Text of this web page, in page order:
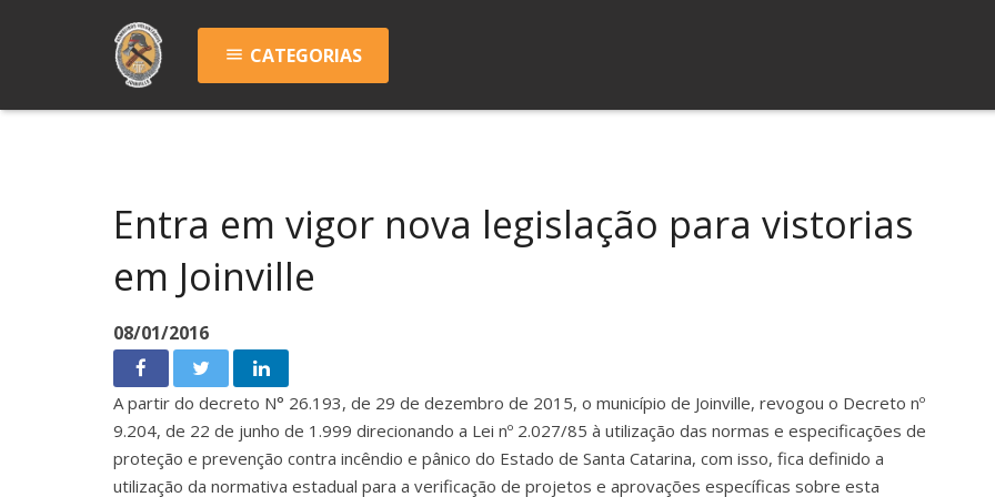
menu CATEGORIAS
Entra em vigor nova legislação para vistorias
em Joinville
08/01/2016
A partir do decreto N° 26.193, de 29 de dezembro de 2015, o município de Joinville, revogou o Decreto nº
9.204, de 22 de junho de 1.999 direcionando a Lei nº 2.027/85 à utilização das normas e especificações de
proteção e prevenção contra incêndio e pânico do Estado de Santa Catarina, com isso, fica definido a
utilização da normativa estadual para a verificação de projetos e aprovações específicas sobre esta